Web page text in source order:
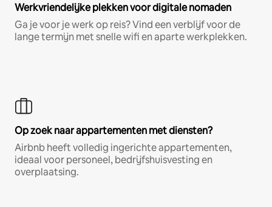
Werkvriendelijke plekken voor digitale nomaden
Ga je voor je werk op reis? Vind een verblijf voor de
lange termijn met snelle wifi en aparte werkplekken.
Op zoek naar appartementen met diensten?
Airbnb heeft volledig ingerichte appartementen,
ideaal voor personeel, bedrijfshuisvesting en
overplaatsing.